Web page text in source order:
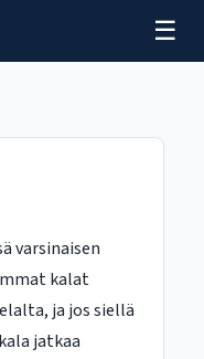
☰
varsinaisen
kalat
ja jos siellä
jatkaa